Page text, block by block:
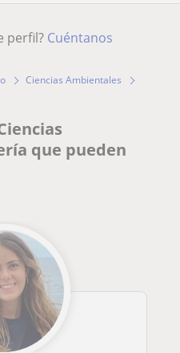
perfil? Cuéntanos
Ciencias Ambientales
que pueden